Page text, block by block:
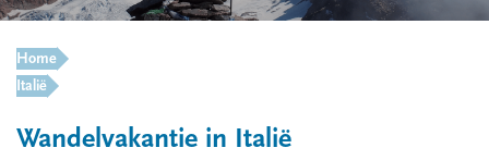
Home
Italië
Wandelvakantie in Italië